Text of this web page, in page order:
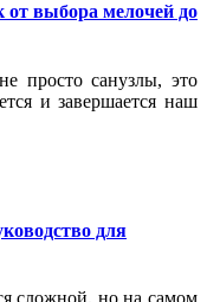
от выбора мелочей до
просто санузлы, это
и завершается наш
для